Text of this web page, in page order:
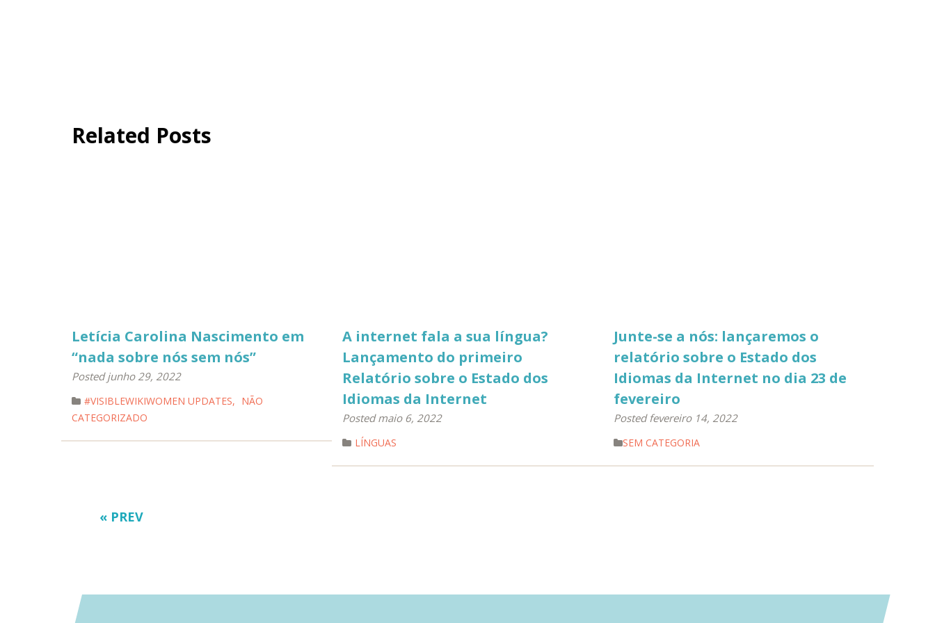
Related Posts
Letícia Carolina Nascimento em
“nada sobre nós sem nós”
Posted junho 29, 2022
#VISIBLEWIKIWOMEN UPDATES, NÃO
CATEGORIZADO
A internet fala a sua língua?
Lançamento do primeiro
Relatório sobre o Estado dos
Idiomas da Internet
Posted maio 6, 2022
LÍNGUAS
Junte-se a nós: lançaremos o
relatório sobre o Estado dos
Idiomas da Internet no dia 23 de
fevereiro
Posted fevereiro 14, 2022
SEM CATEGORIA
« PREV